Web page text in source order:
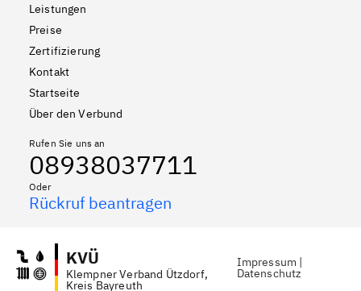
Leistungen
Preise
Zertifizierung
Kontakt
Startseite
Über den Verbund
Rufen Sie uns an
08938037711
Oder
Rückruf beantragen
KVÜ
Klempner Verband Ützdorf,
Kreis Bayreuth
Impressum |
Datenschutz